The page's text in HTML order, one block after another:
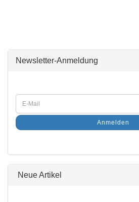
Newsletter-Anmeldung
Anmelden
Neue Artikel